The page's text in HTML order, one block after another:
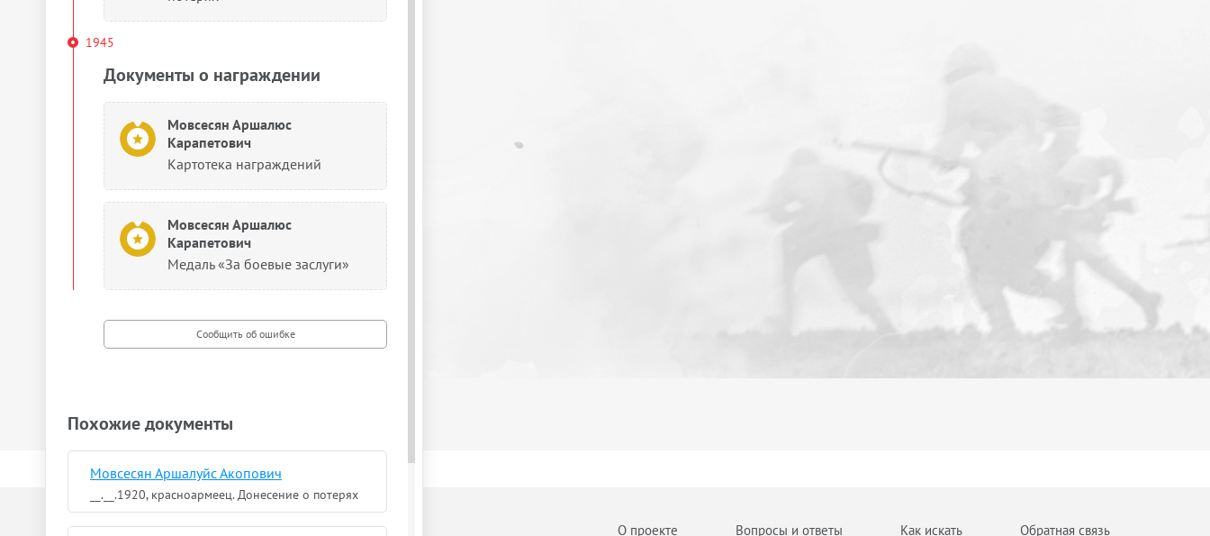
1945
Документы о награждении
Мовсесян Аршалюс
Карапетович
Картотека награждений
Мовсесян Аршалюс
Карапетович
Медаль «За боевые заслуги»
Похожие документы
Мовсесян Аршалуйс Акопович
__.__.1920, красноармеец. Донесение о потерях
О проекте Вопросы и ответы Как искать Обратная связь